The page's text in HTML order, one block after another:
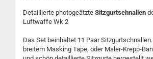
Detaillierte photogeätzte Sitzgurtschnallen
Luftwaffe Wk 2
Das Set beinhaltet 11 Paar
breitem Masking Tape, oder Maler-Krepp-